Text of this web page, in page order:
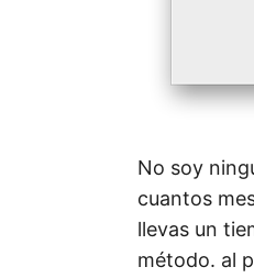
No soy
cuantos
llevas un
método. al